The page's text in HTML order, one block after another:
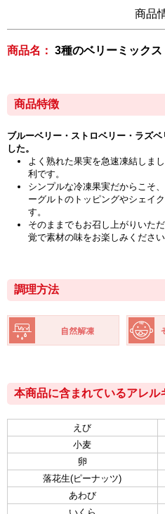
商品
商品名： 3種のベリーミックス
商品特徴
ブルーベリー・ストロベリー・ラズ
した。
よく熟れた果実を急速凍結しま
利です。
シンプルな冷凍果実だからこそ
ーグルトのトッピングやシェイ
す。
そのままでもお召し上がりいた
覚で素材の味をお楽しみください
調理方法
本商品に含まれているアレル
えび
小麦
卵
落花生(ピーナッツ)
あわび